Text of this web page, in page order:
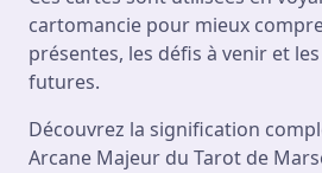
cartomancie pour mieux
présentes, les défis à venir et
futures.
Découvrez la signification
Arcane Majeur du Tarot de